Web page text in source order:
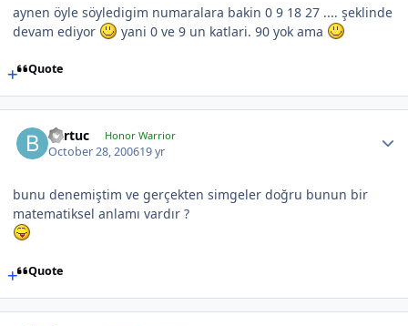
aynen öyle söyledigim numaralara bakin 0 9 18 27 .... şeklinde
devam ediyor
yani 0 ve 9 un katlari. 90 yok ama
Quote
Bartuc Honor Warrior
October 28, 200619 yr
bunu denemiştim ve gerçekten simgeler doğru bunun bir
matematiksel anlamı vardır ?
Quote